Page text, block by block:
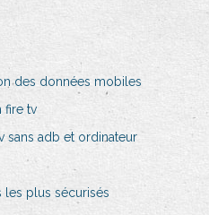
des données mobiles
fire tv
sans adb et ordinateur
les plus sécurisés